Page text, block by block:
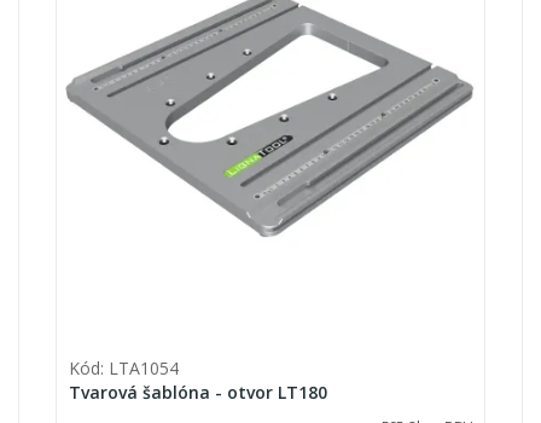
Kód: LTA1054
Tvarová šablóna - otvor LT180